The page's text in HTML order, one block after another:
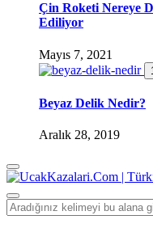
Çin Roketi Nereye
Ediliyor
Mayıs 7, 2021
1
Beyaz Delik Nedir?
Aralık 28, 2019